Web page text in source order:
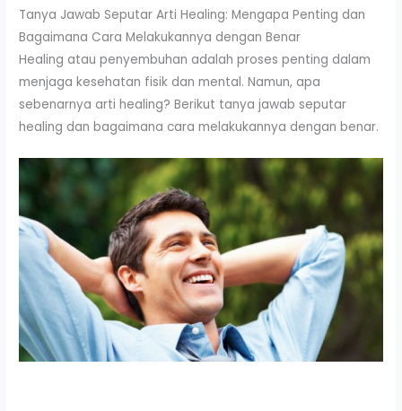
Tanya Jawab Seputar Arti Healing: Mengapa Penting dan
Bagaimana Cara Melakukannya dengan Benar
Healing atau penyembuhan adalah proses penting dalam
menjaga kesehatan fisik dan mental. Namun, apa
sebenarnya arti healing? Berikut tanya jawab seputar
healing dan bagaimana cara melakukannya dengan benar.